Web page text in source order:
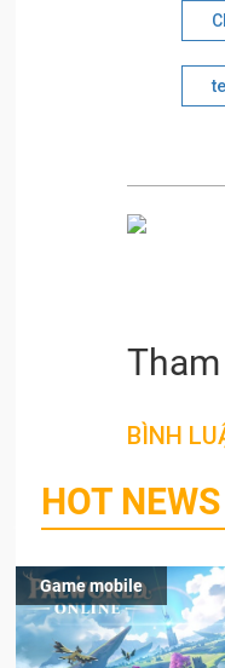
BÌNH
HOT NEWS
Game mobile